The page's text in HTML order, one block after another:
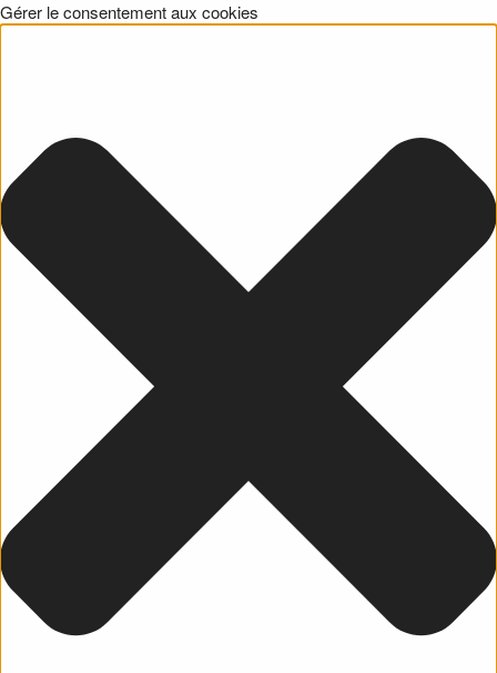
Gérer le consentement aux cookies